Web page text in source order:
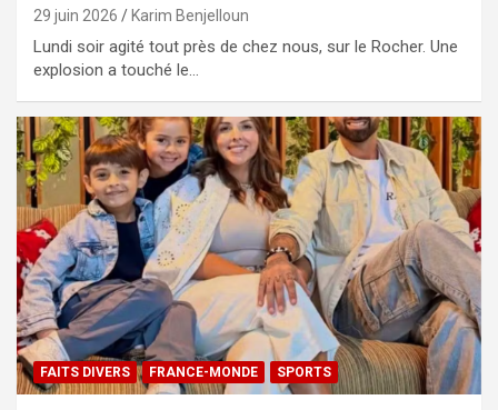
29 juin 2026 Karim Benjelloun
Lundi soir agité tout près de chez nous, sur le Rocher. Une
explosion a touché le…
FAITS DIVERS FRANCE-MONDE SPORTS